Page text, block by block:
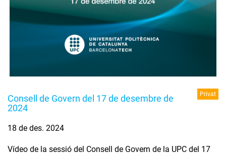
Consell de Govern del 17 de desembre de
2024
Privat
18 de des. 2024
Vídeo de la sessió del Consell de Govern de la UPC del 17